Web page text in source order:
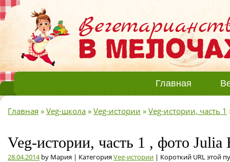
Главная
Главная » Veg-школа » Veg-истории » Veg-истории, часть 1
Veg-истории, часть 1 , фото Julia
28.04.2014by Мария | КатегорияVeg-истории | Короткий URL этой